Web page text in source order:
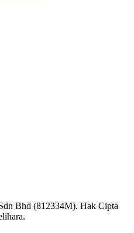
Bhd (812334M). Hak Cipta